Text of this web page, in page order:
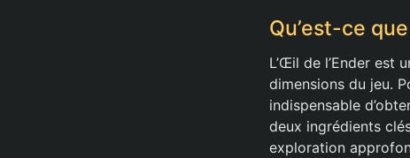
Qu’est-ce
L’Œil de l’Ender est
dimensions du jeu.
indispensable
deux ingrédients
exploration